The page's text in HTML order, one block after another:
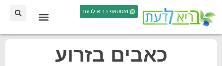
וואטסאפ בריא לדעת
כאבים בזרוע